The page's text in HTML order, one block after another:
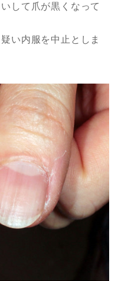
して爪が黒くなって
い内服を中止としま